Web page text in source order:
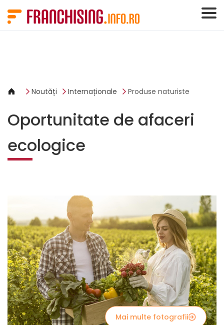
Noutăți Internaționale Produse naturiste
Oportunitate de afaceri
ecologice
Mai multe fotografii